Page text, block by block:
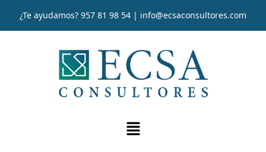
¿Te ayudamos? 957 81 98 54 | info@ecsaconsultores.com